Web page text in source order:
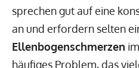
sprechen gut auf eine
an und erfordern selten
Ellenbogenschmerzen
häufiges Problem, das